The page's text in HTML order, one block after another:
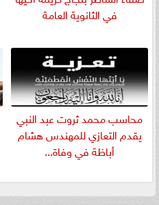
في الثانوية العامة
​محاسب محمد ثروت عبد النبي
يقدم التعازي للمهندس هشام
أباظة في وفاة...